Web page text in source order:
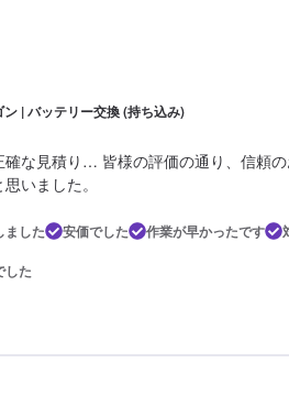
| バッテリー交換 (持ち込み)
確な見積り… 皆様の評価の通り、信頼
いました。
ました 安価でした 作業が早かったです
した